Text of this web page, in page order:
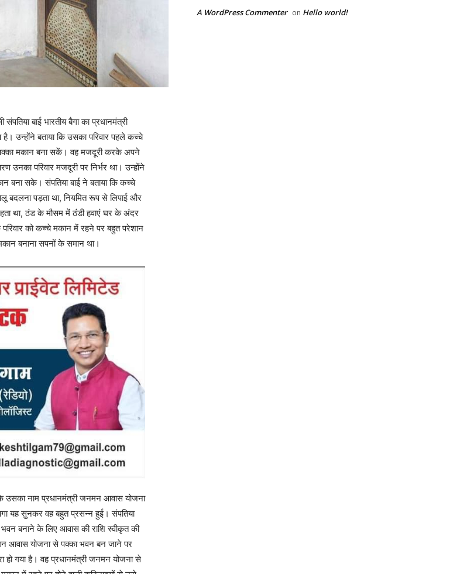
बाई भारतीय बैगा का प्रधानमंत्री
उन्होंने बताया कि उसका परिवार पहले कच्चे
मकान बना सकें। वह मजदूरी करके अपने
उनका परिवार मजदूरी पर निर्भर था। उन्होंने
बना सके। संपतिया बाई ने बताया कि कच्चे
बदलना पड़ता था, नियमित रूप से लिपाई और
था, ठंड के मौसम में ठंडी हवाएं घर के अंदर
को कच्चे मकान में रहने पर बहुत परेशान
बनाना सपनों के समान था।
उसका नाम प्रधानमंत्री जनमन आवास योजना
यह सुनकर वह बहुत प्रसन्न हुई। संपतिया
बनाने के लिए आवास की राशि स्वीकृत की
आवास योजना से पक्का भवन बन जाने पर
हो गया है। वह प्रधानमंत्री जनमन योजना से
A WordPress Commenter on Hello world!